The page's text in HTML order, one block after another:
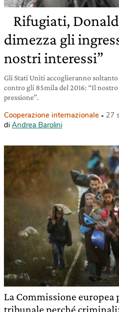
Rifugiati,
dimezza gli
nostri interessi”
Gli Stati Uniti accoglieranno
contro gli 85mila del 2016: “Il
pressione”.
Cooperazione internazionale
27
di Andrea Barolini
La Commissione europea
tribunale perché